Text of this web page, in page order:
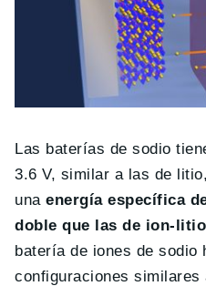
Las baterías de sodio
3.6 V, similar a las de
unaenergía específica
doble que las de ion-litio
batería de iones de sodio
configuraciones